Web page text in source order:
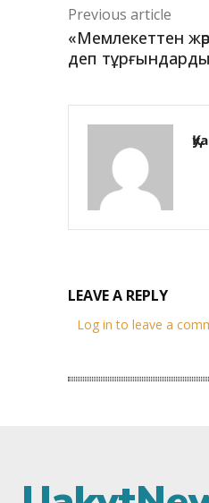
Previous article
«Мемлекеттен
деп тұрғындарды
LEAVE A REPLY
Log in to leave a